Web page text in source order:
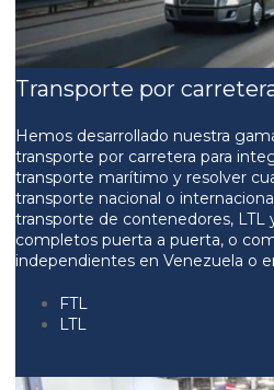
Transporte por
Hemos desarrollado nuestra
transporte por carretera para
transporte marítimo y resolver
transporte nacional o
transporte de contenedores, LTL
completos puerta a puerta, o
independientes en Venezuela o
FTL
LTL